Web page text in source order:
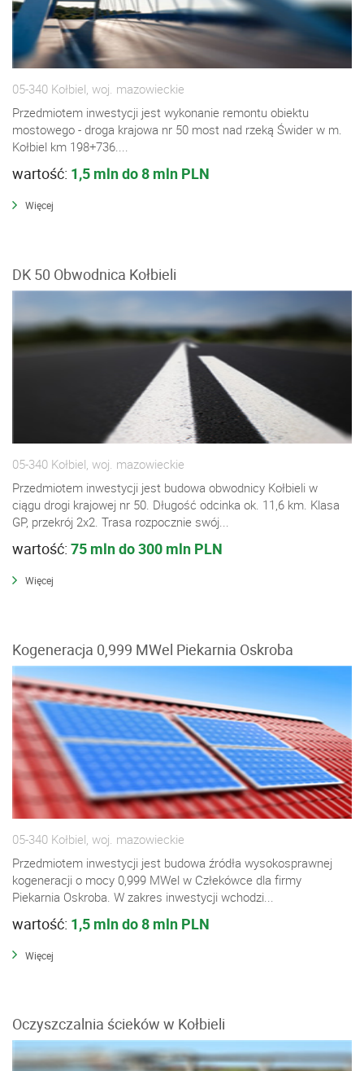
05-340 Kołbiel, woj. mazowieckie
Przedmiotem inwestycji jest wykonanie remontu obiektu
mostowego - droga krajowa nr 50 most nad rzeką Świder w m.
Kołbiel km 198+736....
wartość: 1,5 mln do 8 mln PLN
Więcej
DK 50 Obwodnica Kołbieli
05-340 Kołbiel, woj. mazowieckie
Przedmiotem inwestycji jest budowa obwodnicy Kołbieli w
ciągu drogi krajowej nr 50. Długość odcinka ok. 11,6 km. Klasa
GP, przekrój 2x2. Trasa rozpocznie swój...
wartość: 75 mln do 300 mln PLN
Więcej
Kogeneracja 0,999 MWel Piekarnia Oskroba
05-340 Kołbiel, woj. mazowieckie
Przedmiotem inwestycji jest budowa źródła wysokosprawnej
kogeneracji o mocy 0,999 MWel w Człekówce dla firmy
Piekarnia Oskroba. W zakres inwestycji wchodzi...
wartość: 1,5 mln do 8 mln PLN
Więcej
Oczyszczalnia ścieków w Kołbieli